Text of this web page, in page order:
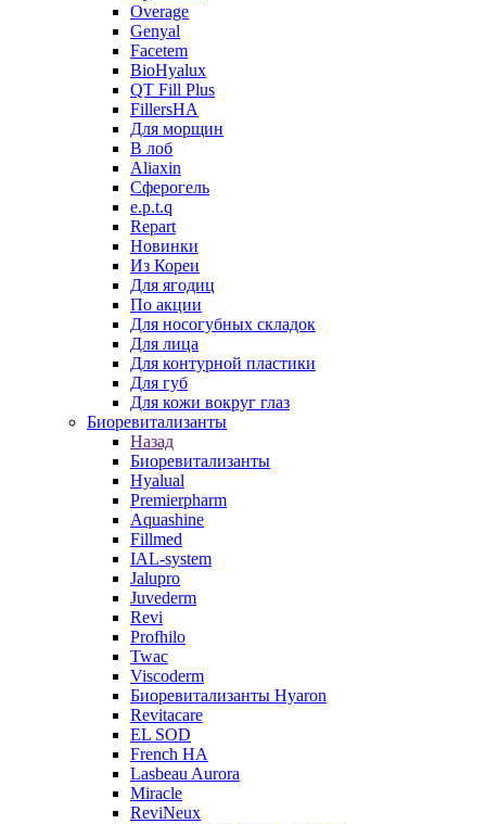
Overage
Genyal
Facetem
BioHyalux
QT Fill Plus
FillersHA
Для морщин
В лоб
Aliaxin
Сферогель
e.p.t.q
Repart
Новинки
Из Кореи
Для ягодиц
По акции
Для носогубных складок
Для лица
Для контурной пластики
Для губ
Для кожи вокруг глаз
Биоревитализанты
Назад
Биоревитализанты
Hyalual
Premierpharm
Aquashine
Fillmed
IAL-system
Jalupro
Juvederm
Revi
Profhilo
Twac
Viscoderm
Биоревитализанты Hyaron
Revitacare
EL SOD
French HA
Lasbeau Aurora
Miracle
ReviNeux